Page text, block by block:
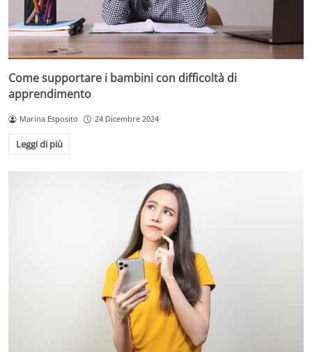
Come supportare i bambini con difficoltà di
apprendimento
Marina Esposito 24 Dicembre 2024
Leggi di più